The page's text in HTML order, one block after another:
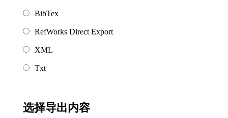
BibTex
RefWorks Direct Export
XML
Txt
选择导出内容